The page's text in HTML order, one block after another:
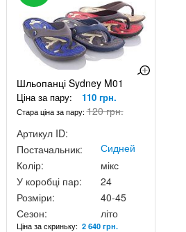
Шльопанці Sydney M01
Ціна за пару: 110 грн.
Стара ціна за пару:120 грн.
Артикул ID:
Постачальник:
Сидней
Колір:
мікс
У коробці пар:
24
Розміри:
40-45
Сезон:
літо
Ціна за скриньку: 2 640 грн.